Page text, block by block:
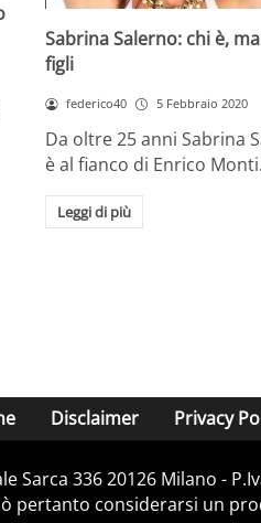
Sabrina Salerno: chi è,
figli
federico40 5 Febbraio 2020
Da oltre 25 anni Sabrina
è al fianco di Enrico Monti.
Leggi di più
Disclaimer Privacy
336 20126 Milano -
considerarsi un